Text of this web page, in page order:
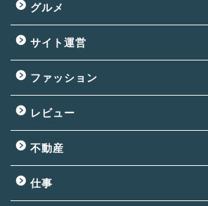
グルメ
サイト運営
ファッション
レビュー
不動産
仕事